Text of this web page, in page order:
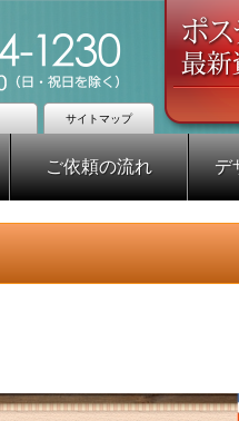
ご依頼の流れ デ
サイトマップ